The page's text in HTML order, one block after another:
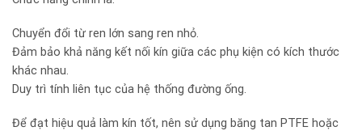
Chuyển đổi từ ren lớn sang ren nhỏ.
Đảm bảo khả năng kết nối kín giữa các phụ kiện có kích thước
khác nhau.
Duy trì tính liên tục của hệ thống đường ống.
Để đạt hiệu quả làm kín tốt, nên sử dụng băng tan PTFE hoặc